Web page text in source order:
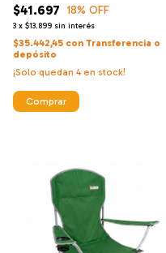
$41.697 18% OFF
3 x $13.899 sin interés
$35.442,45 con Transferencia o
depósito
¡Solo quedan 4en stock!
Comprar